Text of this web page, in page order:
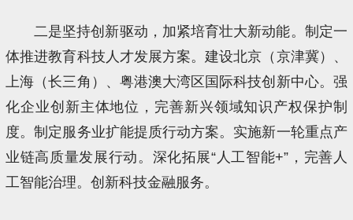
二是坚持创新驱动，加紧培育壮大新动能。制定一
体推进教育科技人才发展方案。建设北京（京津冀）、
上海（长三角）、粤港澳大湾区国际科技创新中心。强
化企业创新主体地位，完善新兴领域知识产权保护制
度。制定服务业扩能提质行动方案。实施新一轮重点产
业链高质量发展行动。深化拓展“人工智能+”，完善人
工智能治理。创新科技金融服务。